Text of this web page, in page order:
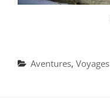
Categories
Aventures, Voyages